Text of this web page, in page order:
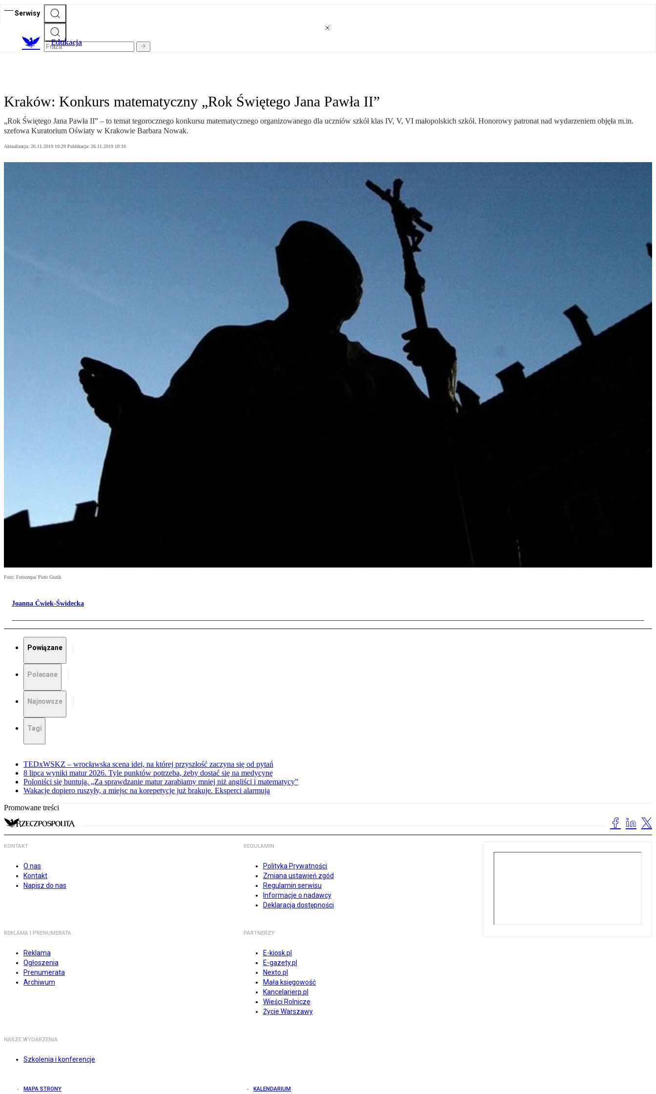
Serwisy
Edukacja
Kraków: Konkurs matematyczny „Rok Świętego Jana Pawła II”
„Rok Świętego Jana Pawła II” – to temat tegorocznego konkursu matematycznego organizowanego dla uczniów szkół klas IV, V, VI małopolskich szkół. Honorowy patronat nad wydarzeniem objęła m.in.
szefowa Kuratorium Oświaty w Krakowie Barbara Nowak.
Aktualizacja: 26.11.2019 10:29 Publikacja: 26.11.2019 10:16
Foto: Fotorzepa/ Piotr Guzik
Joanna Ćwiek-Świdecka
Powiązane
Polecane
Najnowsze
Tagi
TEDxWSKZ – wrocławska scena idei, na której przyszłość zaczyna się od pytań
8 lipca wyniki matur 2026. Tyle punktów potrzeba, żeby dostać się na medycynę
Poloniści się buntują. „Za sprawdzanie matur zarabiamy mniej niż angliści i matematycy”
Wakacje dopiero ruszyły, a miejsc na korepetycje już brakuje. Eksperci alarmują
Promowane treści
KONTAKT
O nas
Kontakt
Napisz do nas
REGULAMIN
Polityka Prywatności
Zmiana ustawień zgód
Regulamin serwisu
Informacje o nadawcy
Deklaracja dostępności
REKLAMA I PRENUMERATA
Reklama
Ogłoszenia
Prenumerata
Archiwum
PARTNERZY
E-kiosk.pl
E-gazety.pl
Nexto.pl
Mała księgowość
Kancelarierp.pl
Wieści Rolnicze
Życie Warszawy
NASZE WYDARZENIA
Szkolenia i konferencje
MAPA STRONY KALENDARIUM